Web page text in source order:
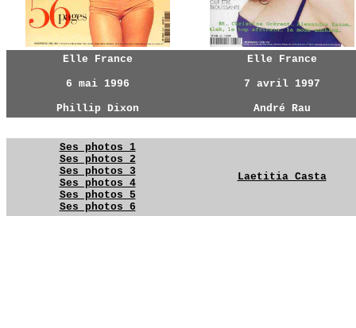
Elle France
6 mai 1996
Phillip Dixon
Elle France
7 avril 1997
André Rau
Ses photos 1
Ses photos 2
Ses photos 3
Ses photos 4
Ses photos 5
Ses photos 6
Laetitia Casta